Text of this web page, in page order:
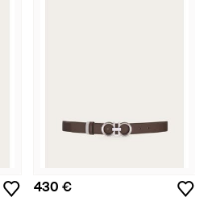
430 €